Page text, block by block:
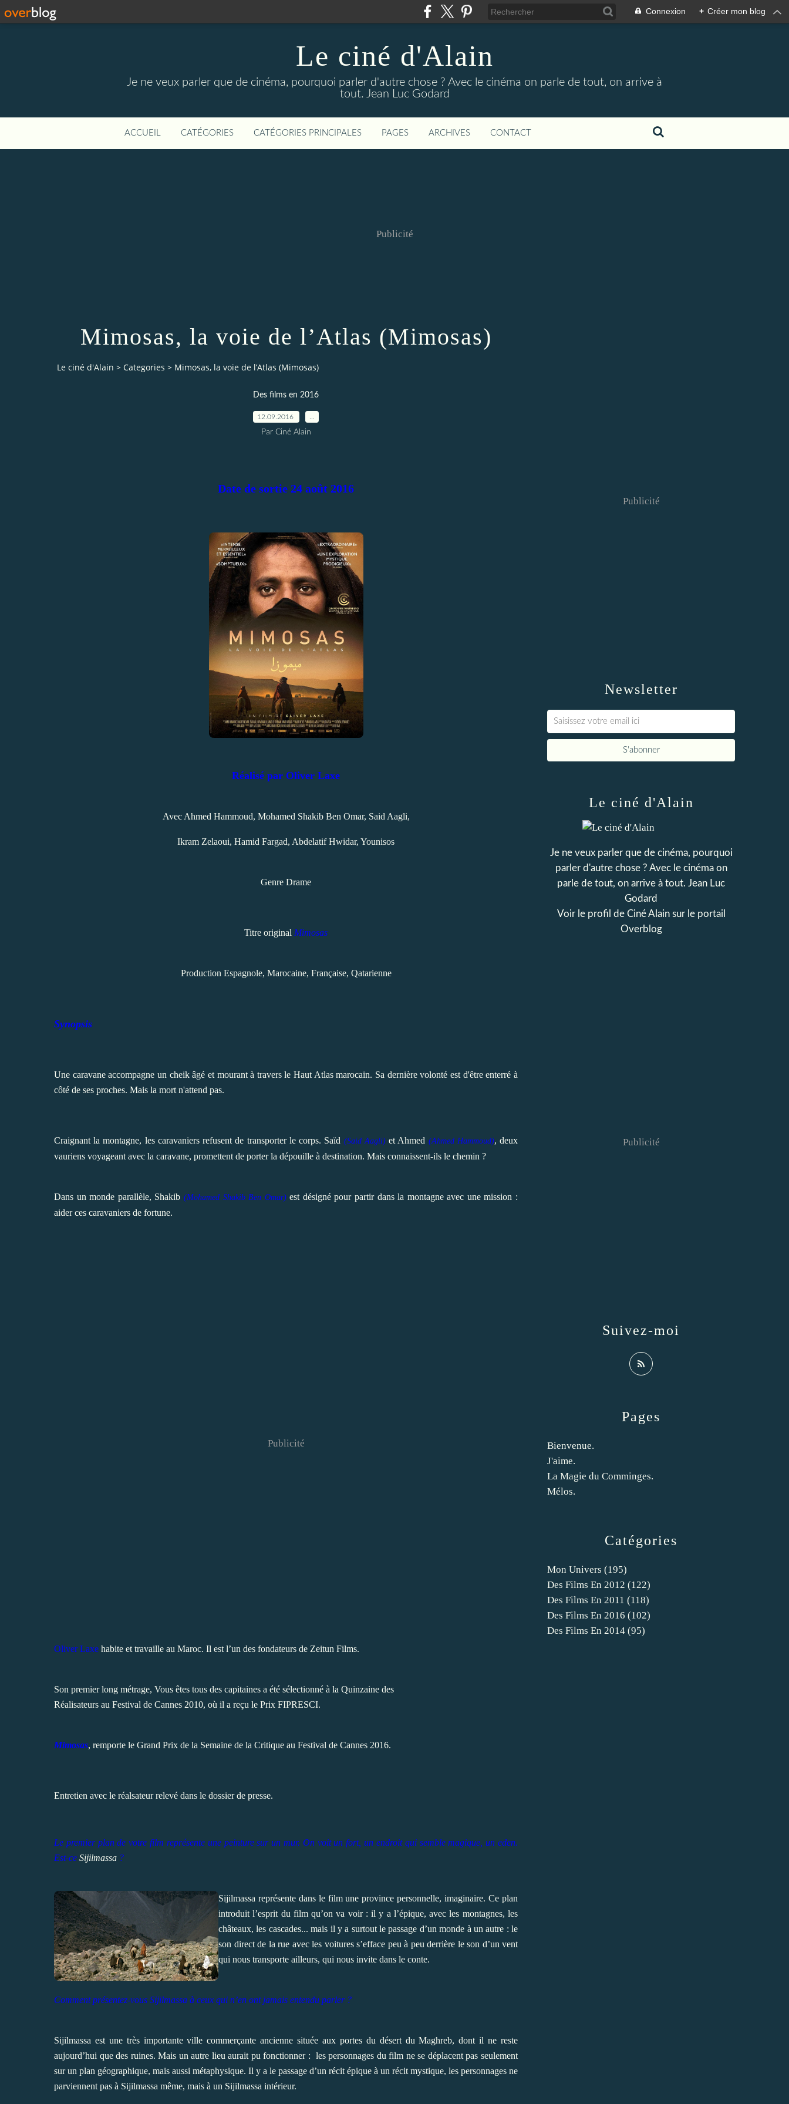
Connexion + Créer mon blog
Le ciné d'Alain
Je ne veux parler que de cinéma, pourquoi parler d'autre chose ? Avec le cinéma on parle de tout, on arrive à
tout. Jean Luc Godard
ACCUEIL CATÉGORIES CATÉGORIES PRINCIPALES PAGES ARCHIVES CONTACT
Publicité
Mimosas, la voie de l’Atlas (Mimosas)
Le ciné d'Alain > Categories > Mimosas, la voie de l’Atlas (Mimosas)
Des films en 2016
12.09.2016
Par Ciné Alain
Date de sortie 24 août 2016
Réalisé par Oliver Laxe
Avec Ahmed Hammoud, Mohamed Shakib Ben Omar, Said Aagli,
Ikram Zelaoui, Hamid Fargad, Abdelatif Hwidar, Younisos
Genre Drame
Titre original Mimosas
Production Espagnole, Marocaine, Française, Qatarienne
Synopsis
Une caravane accompagne un cheik âgé et mourant à travers le Haut Atlas marocain. Sa dernière volonté est d'être enterré à
côté de ses proches. Mais la mort n'attend pas.
Craignant la montagne, les caravaniers refusent de transporter le corps. Saïd (Said Aagli)et Ahmed (Ahmed Hammoud), deux
vauriens voyageant avec la caravane, promettent de porter la dépouille à destination. Mais connaissent-ils le chemin ?
Dans un monde parallèle, Shakib (Mohamed Shakib Ben Omar) est désigné pour partir dans la montagne avec une mission :
aider ces caravaniers de fortune.
Publicité
Oliver Laxe habite et travaille au Maroc. Il est l’un des fondateurs de Zeitun Films.
Son premier long métrage, Vous êtes tous des capitaines a été sélectionné à la Quinzaine des
Réalisateurs au Festival de Cannes 2010, où il a reçu le Prix FIPRESCI.
Mimosas, remporte le Grand Prix de la Semaine de la Critique au Festival de Cannes 2016.
Entretien avec le réalsateur relevé dans le dossier de presse.
Le premier plan de votre film représente une peinture sur un mur. On voit un fort, un endroit qui semble magique, un eden.
Est-ce Sijilmassa ?
Sijilmassa représente dans le film une province personnelle, imaginaire. Ce plan
introduit l’esprit du film qu’on va voir : il y a l’épique, avec les montagnes, les
châteaux, les cascades... mais il y a surtout le passage d’un monde à un autre : le
son direct de la rue avec les voitures s’efface peu à peu derrière le son d’un vent
qui nous transporte ailleurs, qui nous invite dans le conte.
Comment présentez-vous Sijilmassa à ceux qui n’en ont jamais entendu parler ?
Sijilmassa est une très importante ville commerçante ancienne située aux portes du désert du Maghreb, dont il ne reste
aujourd’hui que des ruines. Mais un autre lieu aurait pu fonctionner : les personnages du film ne se déplacent pas seulement
sur un plan géographique, mais aussi métaphysique. Il y a le passage d’un récit épique à un récit mystique, les personnages ne
parviennent pas à Sijilmassa même, mais à un Sijilmassa intérieur.
Newsletter
Publicité
Catégories
Mon Univers (195)
Des Films En 2012 (122)
Des Films En 2011 (118)
Des Films En 2016 (102)
Des Films En 2014 (95)
Pages
Bienvenue.
J'aime.
La Magie du Comminges.
Mélos.
Le ciné d'Alain
Je ne veux parler que de cinéma, pourquoi
parler d'autre chose ? Avec le cinéma on
parle de tout, on arrive à tout. Jean Luc
Godard
Voir le profil de Ciné Alainsur le portail
Overblog
Suivez-moi
Publicité